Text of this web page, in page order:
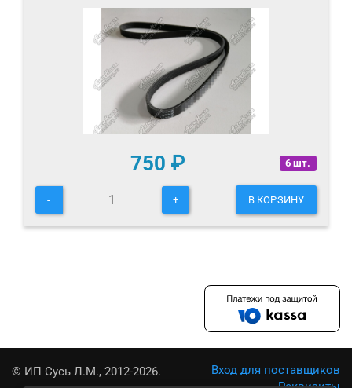
6 шт.
750 ₽
- + В КОРЗИНУ
© ИП Сусь Л.М., 2012-2026.
Вход для поставщиков